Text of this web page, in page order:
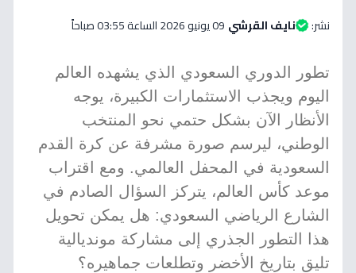
نشر: نايف القرشي 09 يونيو 2026 الساعة 03:55 صباحاً
تطور الدوري السعودي الذي يشهده العالم
اليوم ويجذب الاستثمارات الكبيرة، يوجه
الأنظار الآن بشكل حتمي نحو المنتخب
الوطني، ليرسم صورة مشرفة عن كرة القدم
السعودية في المحفل العالمي. ومع اقتراب
موعد كأس العالم، يتركز السؤال الصادم في
الشارع الرياضي السعودي: هل يمكن تحويل
هذا التطور الجذري إلى مشاركة مونديالية
تليق بتاريخ الأخضر وتطلعات جماهيره؟